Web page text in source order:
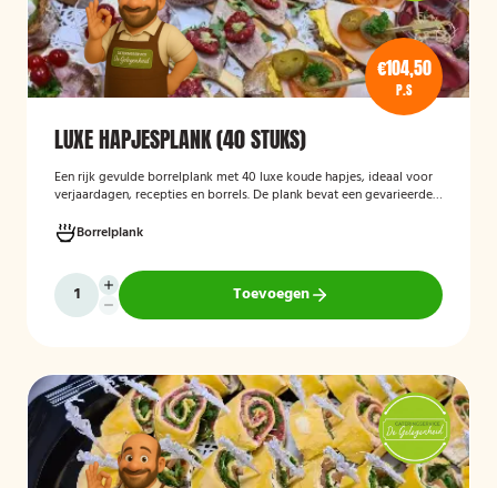
€104,50
P.S
LUXE HAPJESPLANK (40 STUKS)
Een rijk gevulde borrelplank met 40 luxe koude hapjes, ideaal voor
verjaardagen, recepties en borrels. De plank bevat een gevarieerde
stijlvol worden gepresenteerd, zodat je gasten direct kunnen
genieten.
Borrelplank
Toevoegen